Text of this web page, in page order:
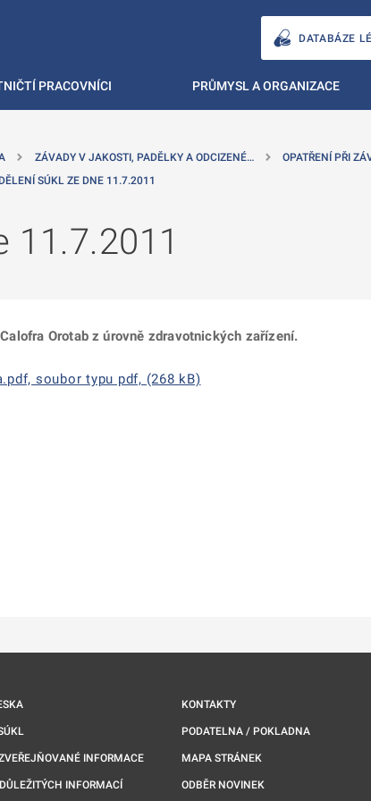
DATABÁZE
PRACOVNÍCI PRŮMYSL A ORGANIZACE
ZÁVADY V JAKOSTI, PADĚLKY A ODCIZENÉ…
OPATŘENÍ PŘI
SÚKL ZE DNE 11.7.2011
11.7.2011
Orotab z úrovně zdravotnických zařízení.
soubor typu pdf, (268 kB)
INFORMACE
INFORMACÍ
KONTAKTY
PODATELNA / POKLADNA
MAPA STRÁNEK
ODBĚR NOVINEK